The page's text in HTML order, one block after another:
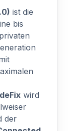
ist die
bis
wird
der